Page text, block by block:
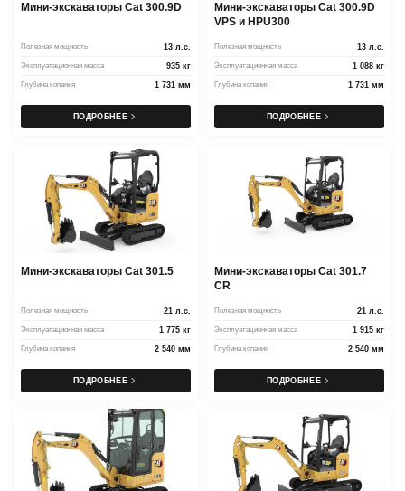
Мини-экскаваторы Cat 300.9D
Полезная мощность 13 л.с.
Эксплуатационная масса 935 кг
Глубина копания 1 731 мм
ПОДРОБНЕЕ
Мини-экскаваторы Cat 300.9D
VPS и HPU300
Полезная мощность 13 л.с.
Эксплуатационная масса 1 088 кг
Глубина копания 1 731 мм
ПОДРОБНЕЕ
Мини-экскаваторы Cat 301.5
Полезная мощность 21 л.с.
Эксплуатационная масса 1 775 кг
Глубина копания 2 540 мм
ПОДРОБНЕЕ
Мини-экскаваторы Cat 301.7
CR
Полезная мощность 21 л.с.
Эксплуатационная масса 1 915 кг
Глубина копания 2 540 мм
ПОДРОБНЕЕ